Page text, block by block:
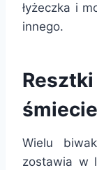
łyżeczka i
innego.
Wielu
zostawia w